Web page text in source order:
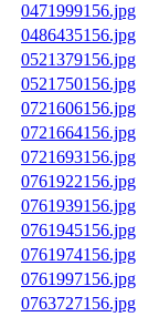
0471999156.jpg
0486435156.jpg
0521379156.jpg
0521750156.jpg
0721606156.jpg
0721664156.jpg
0721693156.jpg
0761922156.jpg
0761939156.jpg
0761945156.jpg
0761974156.jpg
0761997156.jpg
0763727156.jpg